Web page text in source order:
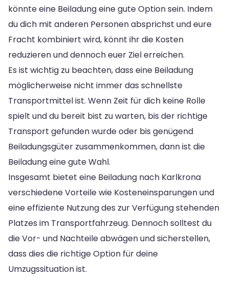
könnte eine Beiladung eine gute Option sein. Indem
du dich mit anderen Personen absprichst und eure
Fracht kombiniert wird, könnt ihr die Kosten
reduzieren und dennoch euer Ziel erreichen.
Es ist wichtig zu beachten, dass eine Beiladung
möglicherweise nicht immer das schnellste
Transportmittel ist. Wenn Zeit für dich keine Rolle
spielt und du bereit bist zu warten, bis der richtige
Transport gefunden wurde oder bis genügend
Beiladungsgüter zusammenkommen, dann ist die
Beiladung eine gute Wahl.
Insgesamt bietet eine Beiladung nach Karlkrona
verschiedene Vorteile wie Kosteneinsparungen und
eine effiziente Nutzung des zur Verfügung stehenden
Platzes im Transportfahrzeug. Dennoch solltest du
die Vor- und Nachteile abwägen und sicherstellen,
dass dies die richtige Option für deine
Umzugssituation ist.